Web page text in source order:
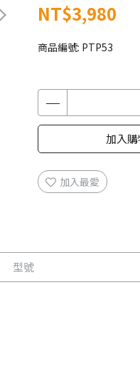
NT$3,980
商品編號: PTP53
加入
加入最愛
型號